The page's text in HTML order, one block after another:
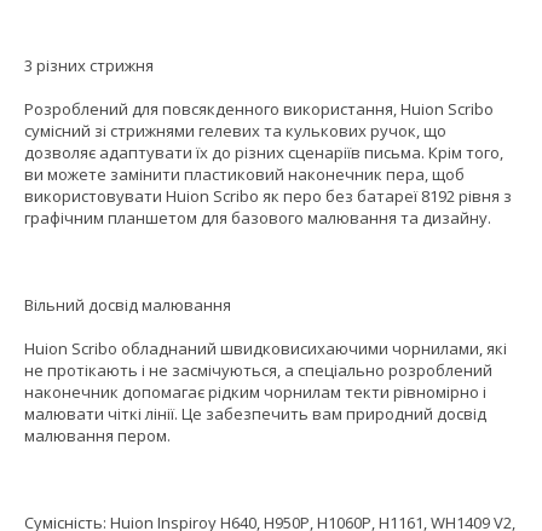
3 різних стрижня
Розроблений для повсякденного використання, Huion Scribo
сумісний зі стрижнями гелевих та кулькових ручок, що
дозволяє адаптувати їх до різних сценаріїв письма. Крім того,
ви можете замінити пластиковий наконечник пера, щоб
використовувати Huion Scribo як перо без батареї 8192 рівня з
графічним планшетом для базового малювання та дизайну.
Вільний досвід малювання
Huion Scribo обладнаний швидковисихаючими чорнилами, які
не протікають і не засмічуються, а спеціально розроблений
наконечник допомагає рідким чорнилам текти рівномірно і
малювати чіткі лінії. Це забезпечить вам природний досвід
малювання пером.
Сумісність: Huion Inspiroy H640, H950P, H1060P, H1161, WH1409 V2,